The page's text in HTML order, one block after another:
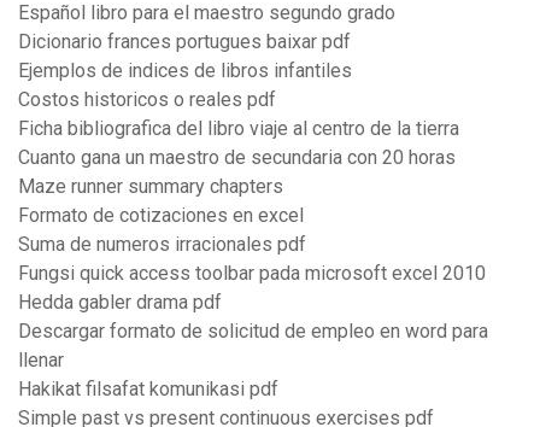
Español libro para el maestro segundo grado
Dicionario frances portugues baixar pdf
Ejemplos de indices de libros infantiles
Costos historicos o reales pdf
Ficha bibliografica del libro viaje al centro de la tierra
Cuanto gana un maestro de secundaria con 20 horas
Maze runner summary chapters
Formato de cotizaciones en excel
Suma de numeros irracionales pdf
Fungsi quick access toolbar pada microsoft excel 2010
Hedda gabler drama pdf
Descargar formato de solicitud de empleo en word para
llenar
Hakikat filsafat komunikasi pdf
Simple past vs present continuous exercises pdf